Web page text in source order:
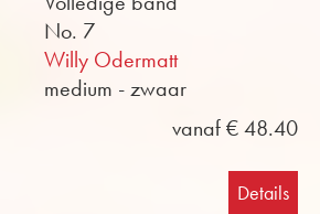
No. 7
Willy Odermatt
medium - zwaar
vanaf € 48.40
Details